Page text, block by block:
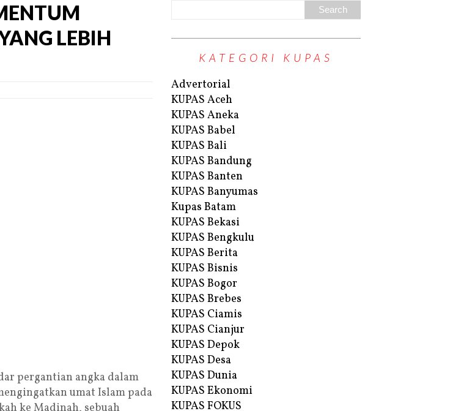
LEBIH
pergantian angka dalam
umat Islam pada
KATEGORI KUPAS
Advertorial
KUPAS Aceh
KUPAS Aneka
KUPAS Babel
KUPAS Bali
KUPAS Bandung
KUPAS Banten
KUPAS Banyumas
Kupas Batam
KUPAS Bekasi
KUPAS Bengkulu
KUPAS Berita
KUPAS Bisnis
KUPAS Bogor
KUPAS Brebes
KUPAS Ciamis
KUPAS Cianjur
KUPAS Depok
KUPAS Desa
KUPAS Dunia
KUPAS Ekonomi
KUPAS FOKUS